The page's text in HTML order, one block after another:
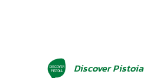
Discover Pistoia